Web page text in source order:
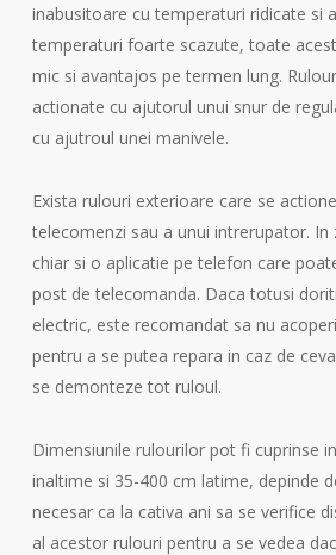
inabusitoare cu temperaturi ridicate si
temperaturi foarte scazute, toate
mic si avantajos pe termen lung.
actionate cu ajutorul unui snur de
cu ajutroul unei manivele.
Exista rulouri exterioare care se
telecomenzi sau a unui intrerupator. In
chiar si o aplicatie pe telefon care
post de telecomanda. Daca totusi
electric, este recomandat sa nu
pentru a se putea repara in caz de
se demonteze tot ruloul.
Dimensiunile rulourilor pot fi cuprinse
inaltime si 35-400 cm latime, depinde
necesar ca la cativa ani sa se verifice
al acestor rulouri pentru a se vedea